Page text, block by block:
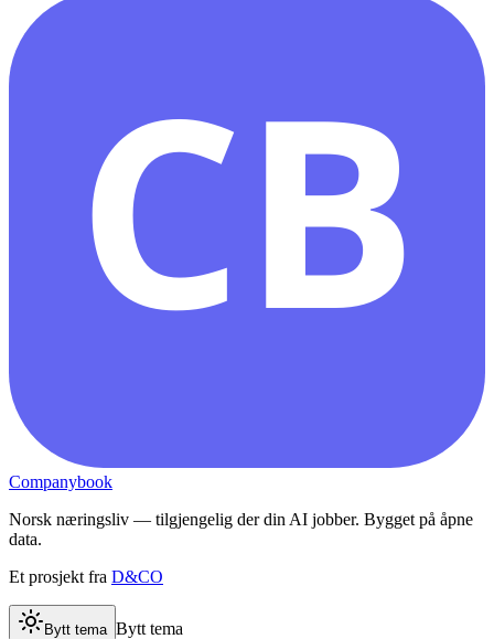
CB
Companybook
Norsk næringsliv — tilgjengelig der din AI jobber. Bygget på åpne
data.
Et prosjekt fra D&CO
Bytt tema Bytt tema